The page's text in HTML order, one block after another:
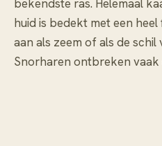
bekendste ras. Helemaal
huid is bedekt met een
aan als zeem of als de schil
Snorharen ontbreken